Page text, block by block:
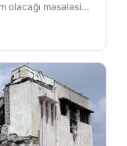
olacağı məsələsinə